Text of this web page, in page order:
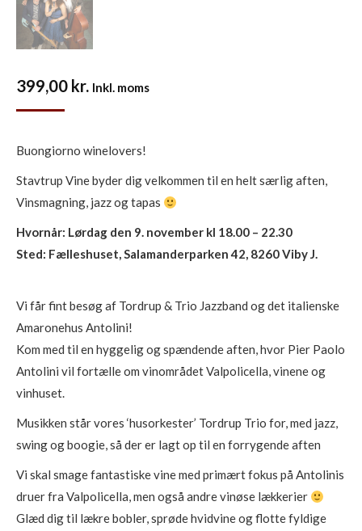
399,00 kr. Inkl. moms
Buongiorno winelovers!
Stavtrup Vine byder dig velkommen til en helt særlig aften,
Vinsmagning, jazz og tapas
Hvornår: Lørdag den 9. november kl 18.00 – 22.30
Sted: Fælleshuset, Salamanderparken 42, 8260 Viby J.
Vi får fint besøg af Tordrup & Trio Jazzband og det italienske
Amaronehus Antolini!
Kom med til en hyggelig og spændende aften, hvor Pier Paolo
Antolini vil fortælle om vinområdet Valpolicella, vinene og
vinhuset.
Musikken står vores ‘husorkester’ Tordrup Trio for, med jazz,
swing og boogie, så der er lagt op til en forrygende aften
Vi skal smage fantastiske vine med primært fokus på Antolinis
druer fra Valpolicella, men også andre vinøse lækkerier
Glæd dig til lækre bobler, sprøde hvidvine og flotte fyldige